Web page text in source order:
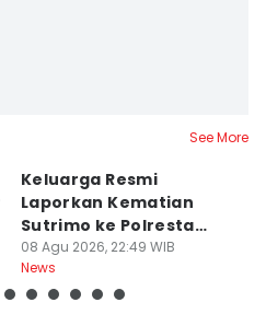
See More
Keluarga Resmi
Laporkan Kematian
Sutrimo ke Polresta
Banyumas
08 Agu 2026, 22:49 WIB
News